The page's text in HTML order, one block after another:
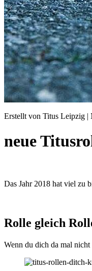
Erstellt von Titus Leipzig |
neue
Das Jahr 2018 hat viel zu
Rolle gleich
Wenn du dich da mal